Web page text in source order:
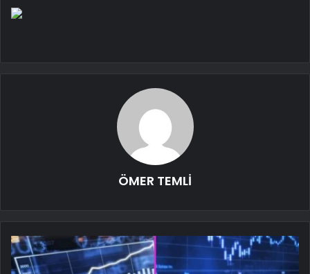
ÖMER TEMLİ